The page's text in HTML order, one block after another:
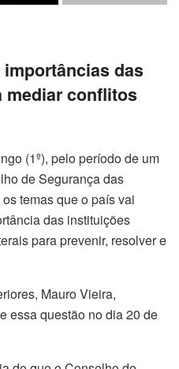
das
mediar conflitos
(1º), pelo período de um
de Segurança das
temas que o país vai
das instituições
para prevenir, resolver e
Mauro Vieira,
essa questão no dia 20 de